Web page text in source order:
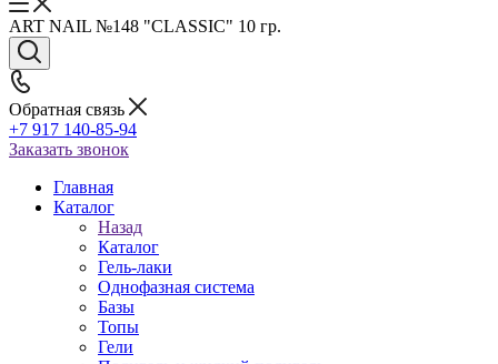
ART NAIL №148 "CLASSIC" 10 гр.
Обратная связь
+7 917 140-85-94
Заказать звонок
Главная
Каталог
Назад
Каталог
Гель-лаки
Однофазная система
Базы
Топы
Гели